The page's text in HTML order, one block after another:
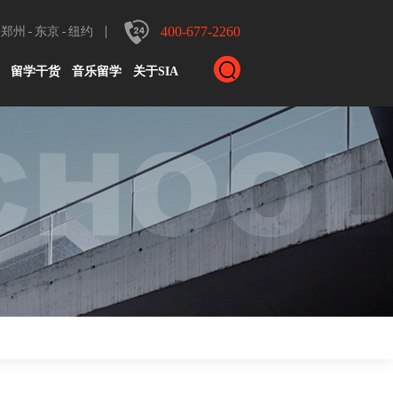
400-677-2260
郑州 东京 纽约
留学干货 音乐留学 关于SIA